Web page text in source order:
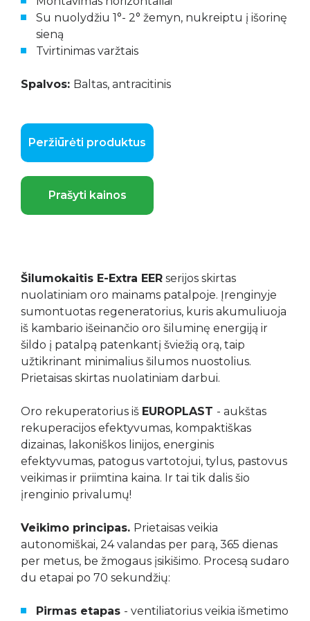
Su nuolydžiu 1°- 2° žemyn, nukreiptu į išorinę
sieną
Tvirtinimas varžtais
Spalvos: Baltas, antracitinis
Peržiūrėti produktus
Prašyti kainos
Šilumokaitis E-Extra EER serijos skirtas
nuolatiniam oro mainams patalpoje. Įrenginyje
sumontuotas regeneratorius, kuris akumuliuoja
iš kambario išeinančio oro šiluminę energiją ir
šildo į patalpą patenkantį šviežią orą, taip
užtikrinant minimalius šilumos nuostolius.
Prietaisas skirtas nuolatiniam darbui.
Oro rekuperatorius iš EUROPLAST - aukštas
rekuperacijos efektyvumas, kompaktiškas
dizainas, lakoniškos linijos, energinis
efektyvumas, patogus vartotojui, tylus, pastovus
veikimas ir priimtina kaina. Ir tai tik dalis šio
įrenginio privalumų!
Veikimo principas. Prietaisas veikia
autonomiškai, 24 valandas per parą, 365 dienas
per metus, be žmogaus įsikišimo. Procesą sudaro
du etapai po 70 sekundžių:
Pirmas etapas - ventiliatorius veikia išmetimo